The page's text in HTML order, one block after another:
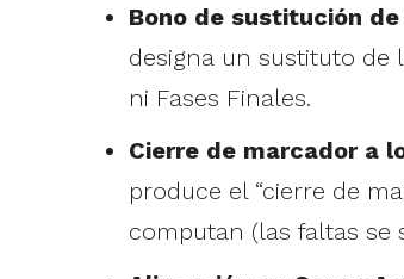
Bono de sustitución
designa un sustituto de
ni Fases Finales.
Cierre de marcador a
produce el “cierre de
computan (las faltas se